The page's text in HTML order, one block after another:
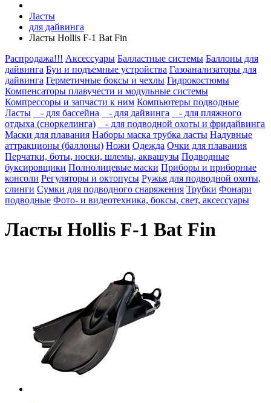
Ласты
для дайвинга
Ласты Hollis F-1 Bat Fin
Распродажа!!! Аксессуары Балластные системы Баллоны для
дайвинга Буи и подъемные устройства Газоанализаторы для
дайвинга Герметичные боксы и чехлы Гидрокостюмы
Компенсаторы плавучести и модульные системы
Компрессоры и запчасти к ним Компьютеры подводные
Ласты
- для бассейна - для дайвинга
- для пляжного
отдыха (сноркелинга)
- для подводной охоты и фридайвинга
Маски для плавания Наборы маска трубка ласты Надувные
аттракционы (баллоны) Ножи Одежда Очки для плавания
Перчатки, боты, носки, шлемы, аквашузы Подводные
буксировщики Полнолицевые маски Приборы и приборные
консоли Регуляторы и октопусы Ружья для подводной охоты,
слинги Сумки для подводного снаряжения Трубки Фонари
подводные Фото- и видеотехника, боксы, свет, аксессуары
Ласты Hollis F-1 Bat Fin